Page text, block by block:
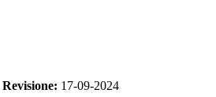
Revisione: 17-09-2024